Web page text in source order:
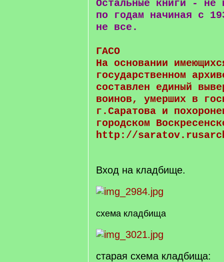
Остальные книги - не
по годам начиная с
не все.
ГАСО
На основании
государственном
составлен единый
воинов, умерших в
г.Саратова и
городском
http://
Вход на кладбище.
схема кладбища
старая схема кладбища: